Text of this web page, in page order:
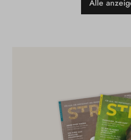
Alle